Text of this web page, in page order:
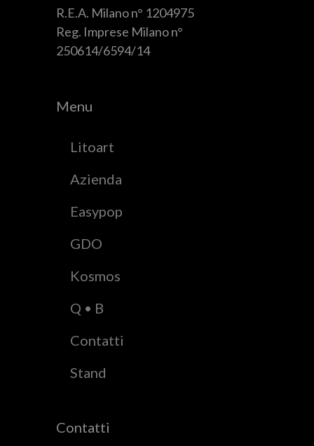
R.E.A. Milano n° 1204975
Reg. Imprese Milano n°
250614/6594/14
Menu
Litoart
Azienda
Easypop
GDO
Kosmos
Q • B
Contatti
Stand
Contatti